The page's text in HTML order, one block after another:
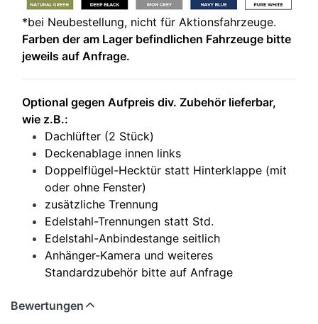
*bei Neubestellung, nicht für Aktionsfahrzeuge.
Farben der am Lager befindlichen Fahrzeuge bitte
jeweils auf Anfrage.
Optional gegen Aufpreis div. Zubehör lieferbar,
wie z.B.:
Dachlüfter (2 Stück)
Deckenablage innen links
Doppelflügel-Hecktür statt Hinterklappe (mit
oder ohne Fenster)
zusätzliche Trennung
Edelstahl-Trennungen statt Std.
Edelstahl-Anbindestange seitlich
Anhänger-Kamera und weiteres
Standardzubehör bitte auf Anfrage
Bewertungen